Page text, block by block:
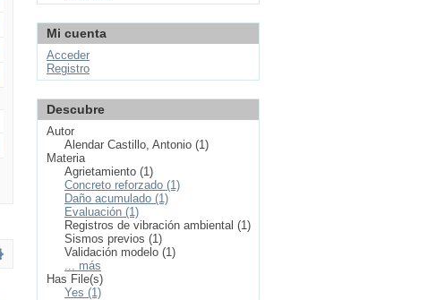
Mi cuenta
Acceder
Registro
Descubre
Autor
Alendar Castillo, Antonio (1)
Materia
Agrietamiento (1)
Concreto reforzado (1)
Daño acumulado (1)
Evaluación (1)
Registros de vibración ambiental (1)
Sismos previos (1)
Validación modelo (1)
... más
Has File(s)
Yes (1)